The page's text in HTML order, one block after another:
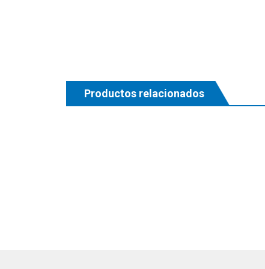
Productos relacionados